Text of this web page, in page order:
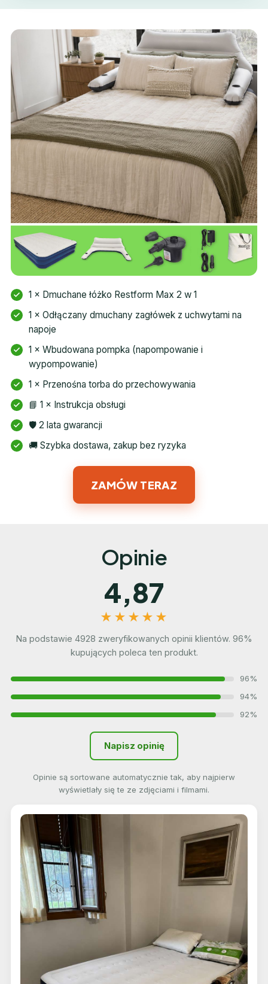
1 × Dmuchane łóżko Restform Max 2 w 1
1 × Odłączany dmuchany zagłówek z uchwytami na
napoje
1 × Wbudowana pompka (napompowanie i
wypompowanie)
1 × Przenośna torba do przechowywania
📘 1 × Instrukcja obsługi
🛡️ 2 lata gwarancji
🚚 Szybka dostawa, zakup bez ryzyka
ZAMÓW TERAZ
Opinie
4,87
★★★★★
Na podstawie 4928 zweryfikowanych opinii klientów. 96%
kupujących poleca ten produkt.
96%
94%
92%
Napisz opinię
Opinie są sortowane automatycznie tak, aby najpierw
wyświetlały się te ze zdjęciami i filmami.